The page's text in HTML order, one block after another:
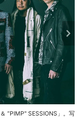
“PIMP" SESSIONS」。写